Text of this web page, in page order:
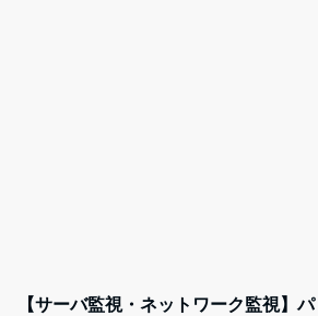
【サーバ監視・ネットワーク監視】